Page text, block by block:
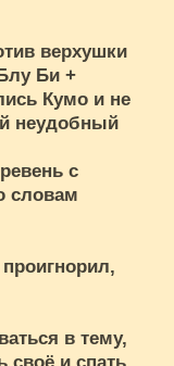
верхушки
Би +
Кумо и не
неудобный
с
словам
в тему,